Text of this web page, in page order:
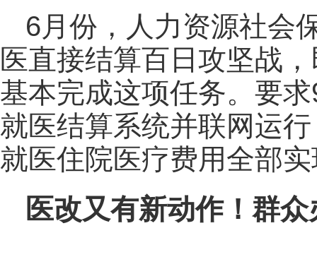
6月份，人力资源社会
医直接结算百日攻坚战
基本完成这项任务。要
就医结算系统并联网运
就医住院医疗费用全部
医改又有新动作！群